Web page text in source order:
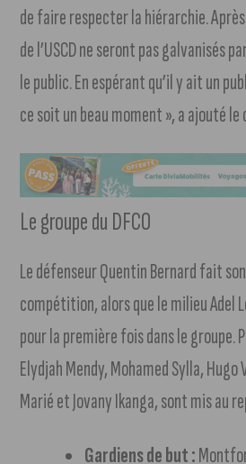
de faire respecter la hiérarchie.
de l’USCD ne seront pas galvanisés
le public. En espérant qu’il y ait un
ce soit un beau moment », a ajouté le
Le groupe du DFCO
Le défenseur Quentin Bernard fait
compétition, alors que le milieu Adel
pour la première fois dans le groupe.
Elydjah Mendy, Mohamed Sylla, Hugo
Marié et Jovany Ikanga, sont mis au
Gardiens de but :